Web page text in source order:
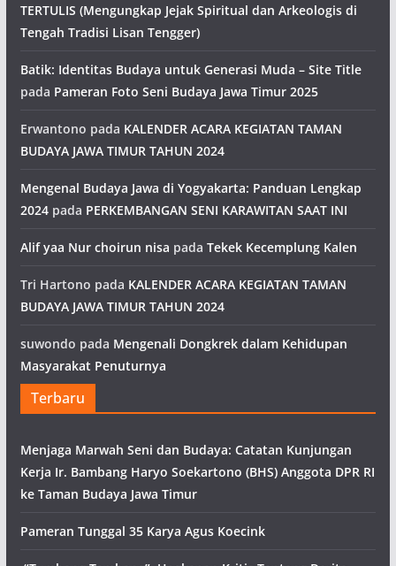
TERTULIS (Mengungkap Jejak Spiritual dan Arkeologis di
Tengah Tradisi Lisan Tengger)
Batik: Identitas Budaya untuk Generasi Muda – Site Title
pada Pameran Foto Seni Budaya Jawa Timur 2025
Erwantono pada KALENDER ACARA KEGIATAN TAMAN
BUDAYA JAWA TIMUR TAHUN 2024
Mengenal Budaya Jawa di Yogyakarta: Panduan Lengkap
2024pada PERKEMBANGAN SENI KARAWITAN SAAT INI
Alif yaa Nur choirun nisa pada Tekek Kecemplung Kalen
Tri Hartono pada KALENDER ACARA KEGIATAN TAMAN
BUDAYA JAWA TIMUR TAHUN 2024
suwondo pada Mengenali Dongkrek dalam Kehidupan
Masyarakat Penuturnya
Terbaru
Menjaga Marwah Seni dan Budaya: Catatan Kunjungan
Kerja Ir. Bambang Haryo Soekartono (BHS) Anggota DPR RI
ke Taman Budaya Jawa Timur
Pameran Tunggal 35 Karya Agus Koecink